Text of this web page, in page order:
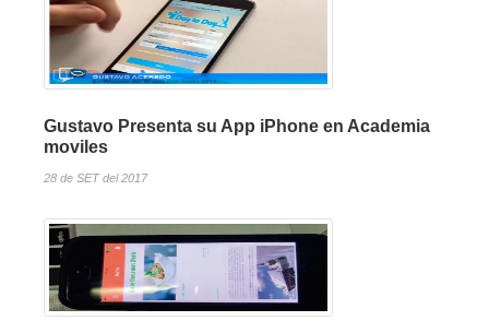
Gustavo Presenta su App iPhone en Academia
moviles
28 de SET del 2017